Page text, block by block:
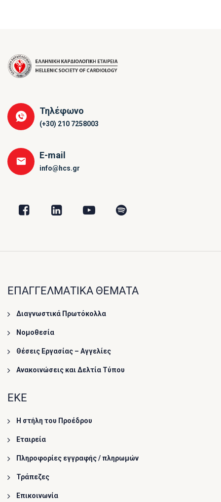
Τηλέφωνο
(+30) 210 7258003
E-mail
info@hcs.gr
ΕΠΑΓΓΕΛΜΑΤΙΚΑ ΘΕΜΑΤΑ
Διαγνωστικά Πρωτόκολλα
Νομοθεσία
Θέσεις Εργασίας – Αγγελίες
Ανακοινώσεις και Δελτία Τύπου
ΕΚΕ
Η στήλη του Προέδρου
Εταιρεία
Πληροφορίες εγγραφής / πληρωμών
Τράπεζες
Επικοινωνία